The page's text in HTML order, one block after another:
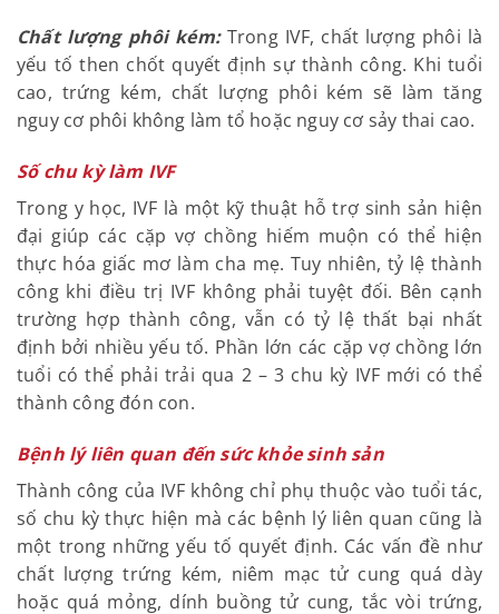
Chất lượng phôi kém:Trong IVF, chất lượng phôi là
yếu tố then chốt quyết định sự thành công. Khi tuổi
cao, trứng kém, chất lượng phôi kém sẽ làm tăng
nguy cơ phôi không làm tổ hoặc nguy cơ sảy thai cao.
Số chu kỳ làm IVF
Trong y học, IVF là một kỹ thuật hỗ trợ sinh sản hiện
đại giúp các cặp vợ chồng hiếm muộn có thể hiện
thực hóa giấc mơ làm cha mẹ. Tuy nhiên, tỷ lệ thành
công khi điều trị IVF không phải tuyệt đối. Bên cạnh
trường hợp thành công, vẫn có tỷ lệ thất bại nhất
định bởi nhiều yếu tố. Phần lớn các cặp vợ chồng lớn
tuổi có thể phải trải qua 2 – 3 chu kỳ IVF mới có thể
thành công đón con.
Bệnh lý liên quan đến sức khỏe sinh sản
Thành công của IVF không chỉ phụ thuộc vào tuổi tác,
số chu kỳ thực hiện mà các bệnh lý liên quan cũng là
một trong những yếu tố quyết định. Các vấn đề như
chất lượng trứng kém, niêm mạc tử cung quá dày
hoặc quá mỏng, dính buồng tử cung, tắc vòi trứng,